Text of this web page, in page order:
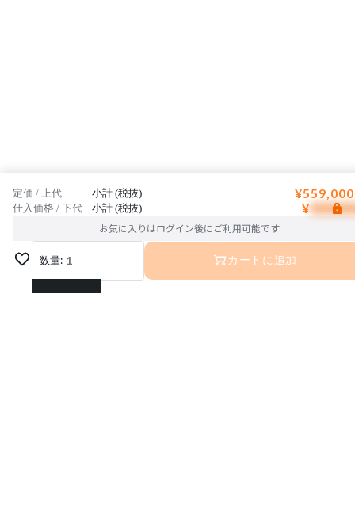
定価 / 上代 小計 (税抜)
仕入価格 / 下代 小計 (税抜) ¥
お気に入りはログイン後にご利用可能です
数量: 1
1
カートに追加